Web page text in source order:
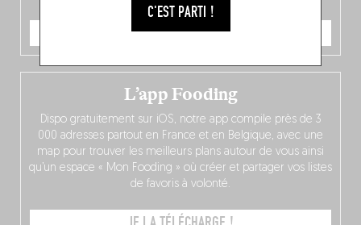
C'EST PARTI !
JE COMMANDE
L’app Fooding
Dispo gratuitement sur iOS, notre app compile près de 3
000 adresses partout en France et en Belgique, avec une
map pour trouver les meilleurs plans autour de vous ainsi
qu’un espace « Mon Fooding » où créer et partager vos listes
de favoris à volonté.